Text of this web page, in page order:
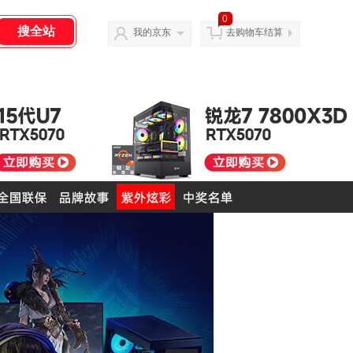
我的京东
0
去购物车结算